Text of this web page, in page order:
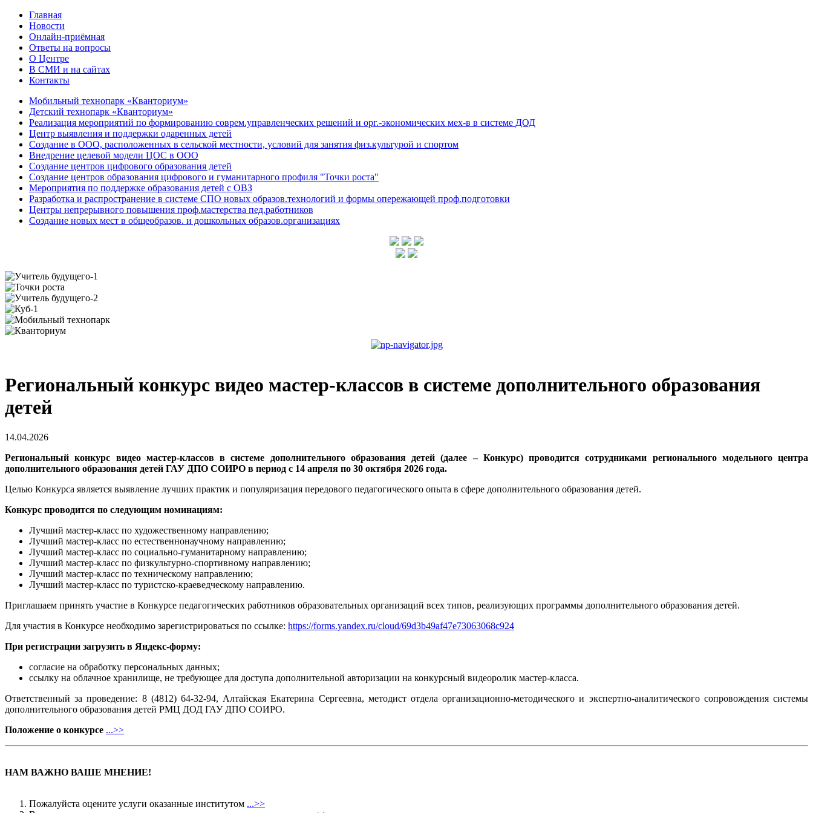
Главная
Новости
Онлайн-приёмная
Ответы на вопросы
О Центре
В СМИ и на сайтах
Контакты
Мобильный технопарк «Кванториум»
Детский технопарк «Кванториум»
Реализация мероприятий по формированию соврем.управленческих решений и орг.-экономических мех-в в системе ДОД
Центр выявления и поддержки одаренных детей
Создание в ООО, расположенных в сельской местности, условий для занятия физ.культурой и спортом
Внедрение целевой модели ЦОС в ООО
Создание центров цифрового образования детей
Создание центров образования цифрового и гуманитарного профиля "Точки роста"
Мероприятия по поддержке образования детей с ОВЗ
Разработка и распространение в системе СПО новых образов.технологий и формы опережающей проф.подготовки
Центры непрерывного повышения проф.мастерства пед.работников
Создание новых мест в общеобразов. и дошкольных образов.организациях
Региональный конкурс видео мастер-классов в системе дополнительного образования
детей
14.04.2026
Региональный конкурс видео мастер-классов в системе дополнительного образования детей (далее – Конкурс) проводится сотрудниками регионального модельного центра
дополнительного образования детей ГАУ ДПО СОИРО в период с 14 апреля по 30 октября 2026 года.
Целью Конкурса является выявление лучших практик и популяризация передового педагогического опыта в сфере дополнительного образования детей.
Конкурс проводится по следующим номинациям:
Лучший мастер-класс по художественному направлению;
Лучший мастер-класс по естественнонаучному направлению;
Лучший мастер-класс по социально-гуманитарному направлению;
Лучший мастер-класс по физкультурно-спортивному направлению;
Лучший мастер-класс по техническому направлению;
Лучший мастер-класс по туристско-краеведческому направлению.
Приглашаем принять участие в Конкурсе педагогических работников образовательных организаций всех типов, реализующих программы дополнительного образования детей.
Для участия в Конкурсе необходимо зарегистрироваться по ссылке: https://forms.yandex.ru/cloud/69d3b49af47e73063068c924
При регистрации загрузить в Яндекс-форму:
согласие на обработку персональных данных;
ссылку на облачное хранилище, не требующее для доступа дополнительной авторизации на конкурсный видеоролик мастер-класса.
Ответственный за проведение: 8 (4812) 64-32-94, Алтайская Екатерина Сергеевна, методист отдела организационно-методического и экспертно-аналитического сопровождения системы
дополнительного образования детей РМЦ ДОД ГАУ ДПО СОИРО.
Положение о конкурсе ...>>
НАМ ВАЖНО ВАШЕ МНЕНИЕ!
Пожалуйста оцените услуги оказанные институтом ...>>